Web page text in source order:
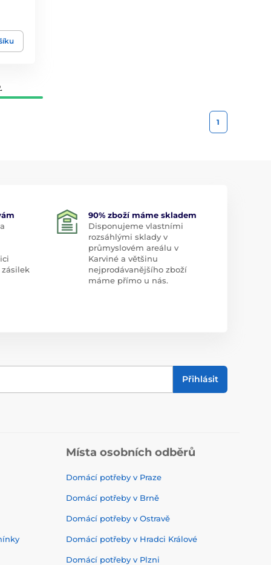
1
90% zboží máme skladem
Disponujeme vlastními
rozsáhlými sklady v
průmyslovém areálu v
Karviné a většinu
nejprodávanějšího zboží
máme přímo u nás.
Přihlásit
Místa osobních odběrů
Domácí potřeby v Praze
Domácí potřeby v Brně
Domácí potřeby v Ostravě
Domácí potřeby v Hradci Králové
Domácí potřeby v Plzni